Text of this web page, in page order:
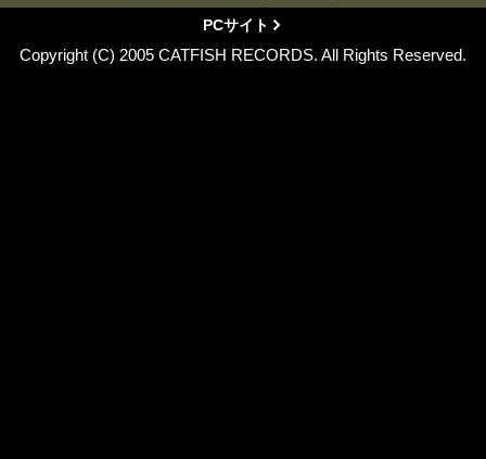
PCサイト
Copyright (C) 2005 CATFISH RECORDS. All Rights Reserved.